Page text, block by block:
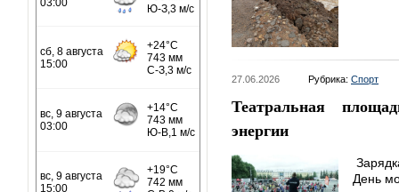
27.06.2026 Рубрика: Спорт
Театральная
энергии
День